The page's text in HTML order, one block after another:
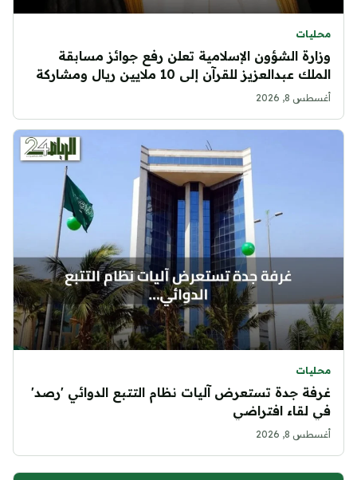
محليات
وزارة الشؤون الإسلامية تعلن رفع جوائز مسابقة
الملك عبدالعزيز للقرآن إلى 10 ملايين ريال ومشاركة
الإناث لأول مرة
أغسطس 8, 2026
محليات
غرفة جدة تستعرض آليات نظام التتبع الدوائي 'رصد'
في لقاء افتراضي
أغسطس 8, 2026